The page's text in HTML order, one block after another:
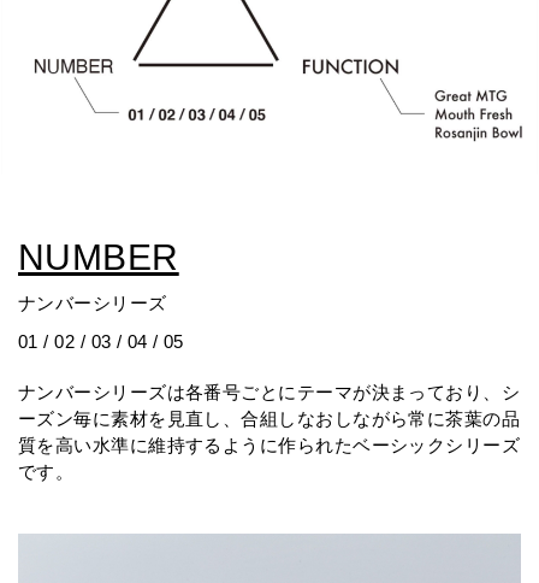
NUMBER
ナンバーシリーズ
01 / 02 / 03 / 04 / 05
ナンバーシリーズは各番号ごとにテーマが決まっており、シ
ーズン毎に素材を見直し、合組しなおしながら常に茶葉の品
質を高い水準に維持するように作られたベーシックシリーズ
です。